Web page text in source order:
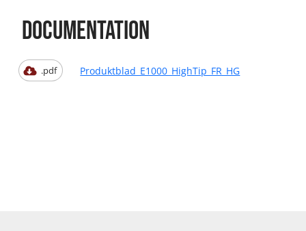
Documentation
.pdf Produktblad_E1000_HighTip_FR_HG